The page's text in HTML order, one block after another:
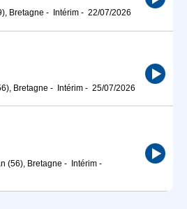
Bretagne - Intérim - 22/07/2026
Bretagne - Intérim - 25/07/2026
(56), Bretagne - Intérim -